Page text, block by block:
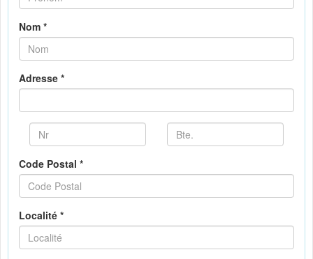
Nom *
Adresse *
Code Postal *
Localité *